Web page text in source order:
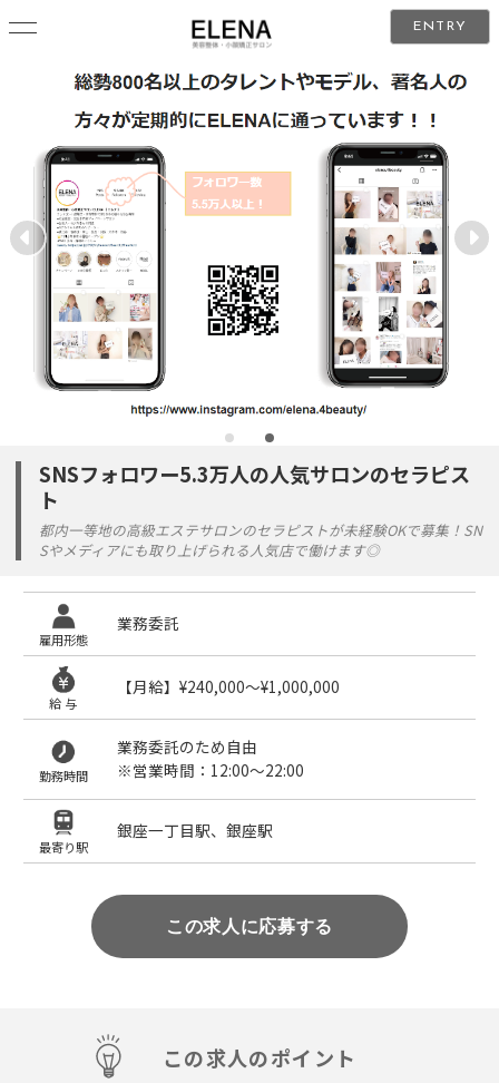
ENTRY
SNSフォロワー5.3万人の人気サロンのセラピス
ト
都内一等地の高級エステサロンのセラピストが未経験OKで募集！SN
Sやメディアにも取り上げられる人気店で働けます◎
雇用形態
業務委託
給 与
【月給】¥240,000〜¥1,000,000
勤務時間
業務委託のため自由
※営業時間：12:00〜22:00
最寄り駅
銀座一丁目駅、銀座駅
この求人に応募する
この求人のポイント